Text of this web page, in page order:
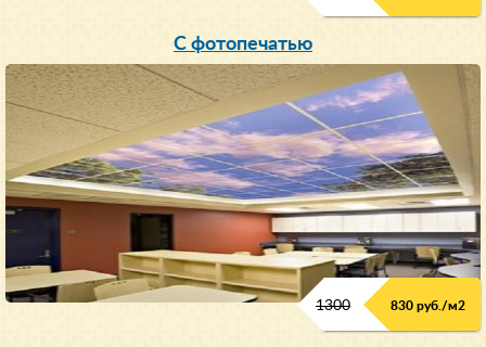
С фотопечатью
1300 830 руб./м2